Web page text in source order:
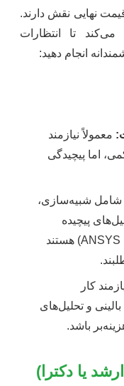
نهایی نقش دارند.
تا انتظارات
انجام دهید:
معمولاً نیازمند
اما پیچیدگی
شامل شبیه‌سازی،
پیچیده
نرم‌افزاری (مثل متلب، آباکوس، ANSYS) هستند
کار
و تحلیل‌های
باشد.
یا دکترا)